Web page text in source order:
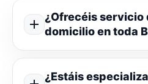
¿Ofrecéis servicio
domicilio en toda
¿Estáis